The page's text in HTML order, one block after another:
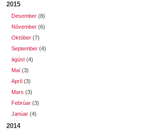
2015
Desember (8)
Nóvember (6)
Október (7)
September (4)
ágúst (4)
Maí (3)
Apríl (3)
Mars (3)
Febrúar (3)
Janúar (4)
2014